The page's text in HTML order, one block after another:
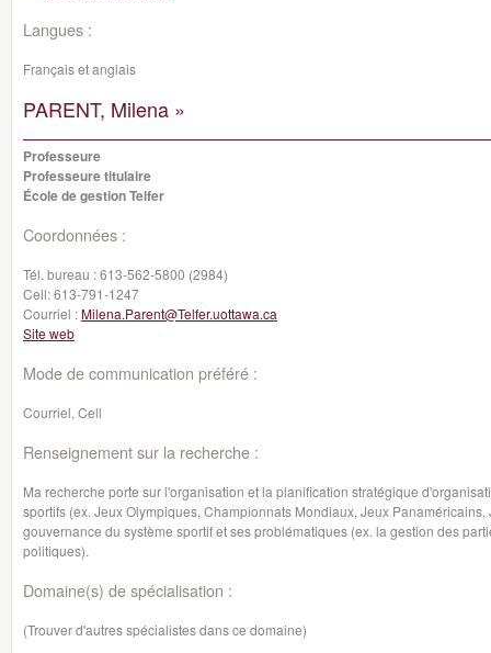
Langues :
Français et anglais
PARENT, Milena »
Professeure
Professeure titulaire
École de gestion Telfer
Coordonnées :
Tél. bureau :613-562-5800 (2984)
Cell:613-791-1247
Courriel :Milena.Parent@Telfer.uottawa.ca
Site web
Mode de communication préféré :
Courriel, Cell
Renseignement sur la recherche :
Ma recherche porte sur l'organisation et la planification stratégique
sportifs (ex. Jeux Olympiques, Championnats Mondiaux, Jeux
gouvernance du système sportif et ses problématiques (ex. la gestion des
politiques).
Domaine(s) de spécialisation :
(Trouver d'autres spécialistes dans ce domaine)